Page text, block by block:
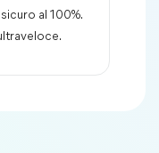
al 100%.